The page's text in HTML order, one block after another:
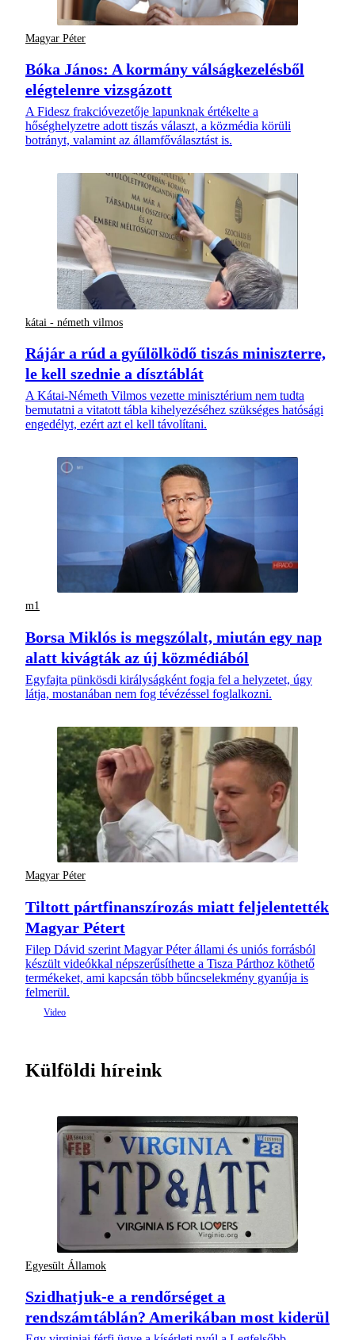
Magyar Péter
Bóka János: A kormány válságkezelésből
elégtelenre vizsgázott
A Fidesz frakcióvezetője lapunknak értékelte a
hőséghelyzetre adott tiszás választ, a közmédia körüli
botrányt, valamint az államfőválasztást is.
kátai - németh vilmos
Rájár a rúd a gyűlölködő tiszás miniszterre,
le kell szednie a dísztáblát
A Kátai-Németh Vilmos vezette minisztérium nem tudta
bemutatni a vitatott tábla kihelyezéséhez szükséges hatósági
engedélyt, ezért azt el kell távolítani.
m1
Borsa Miklós is megszólalt, miután egy nap
alatt kivágták az új közmédiából
Egyfajta pünkösdi királyságként fogja fel a helyzetet, úgy
látja, mostanában nem fog tévézéssel foglalkozni.
Magyar Péter
Tiltott pártfinanszírozás miatt feljelentették
Magyar Pétert
Filep Dávid szerint Magyar Péter állami és uniós forrásból
készült videókkal népszerűsíthette a Tisza Párthoz köthető
termékeket, ami kapcsán több bűncselekmény gyanúja is
felmerül.
Külföldi híreink
Egyesült Államok
Szidhatjuk-e a rendőrséget a
rendszámtáblán? Amerikában most kiderül